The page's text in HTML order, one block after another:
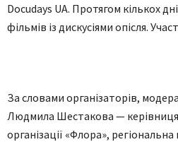
Docudays UA. Протягом кількох
фільмів із дискусіями опісля.
За словами організаторів,
Людмила Шестакова — керівниця
організації «Флора»,